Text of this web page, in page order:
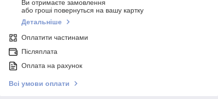
Ви отримаєте замовлення
або гроші повернуться на вашу картку
Детальніше
Оплатити частинами
Післяплата
Оплата на рахунок
Всі умови оплати